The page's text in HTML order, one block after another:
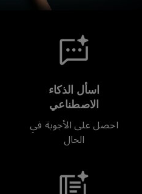
اسأل الذكاء
الاصطناعي
احصل على الأجوبة في
الحال